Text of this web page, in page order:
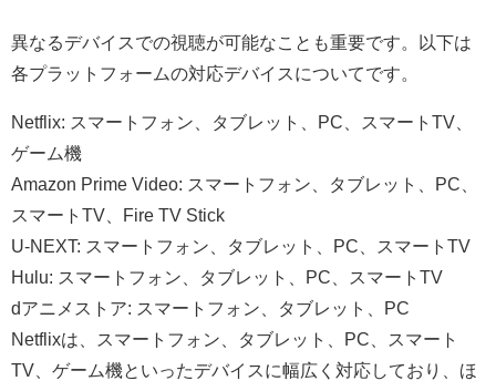
異なるデバイスでの視聴が可能なことも重要です。以下は
各プラットフォームの対応デバイスについてです。
Netflix: スマートフォン、タブレット、PC、スマートTV、
ゲーム機
Amazon Prime Video: スマートフォン、タブレット、PC、
スマートTV、Fire TV Stick
U-NEXT: スマートフォン、タブレット、PC、スマートTV
Hulu: スマートフォン、タブレット、PC、スマートTV
dアニメストア: スマートフォン、タブレット、PC
Netflixは、スマートフォン、タブレット、PC、スマート
TV、ゲーム機といったデバイスに幅広く対応しており、ほ